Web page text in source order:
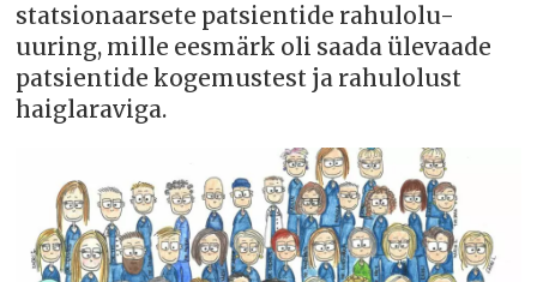
statsionaarsete patsientide rahulolu-
uuring, mille eesmärk oli saada ülevaade
patsientide kogemustest ja rahulolust
haiglaraviga.